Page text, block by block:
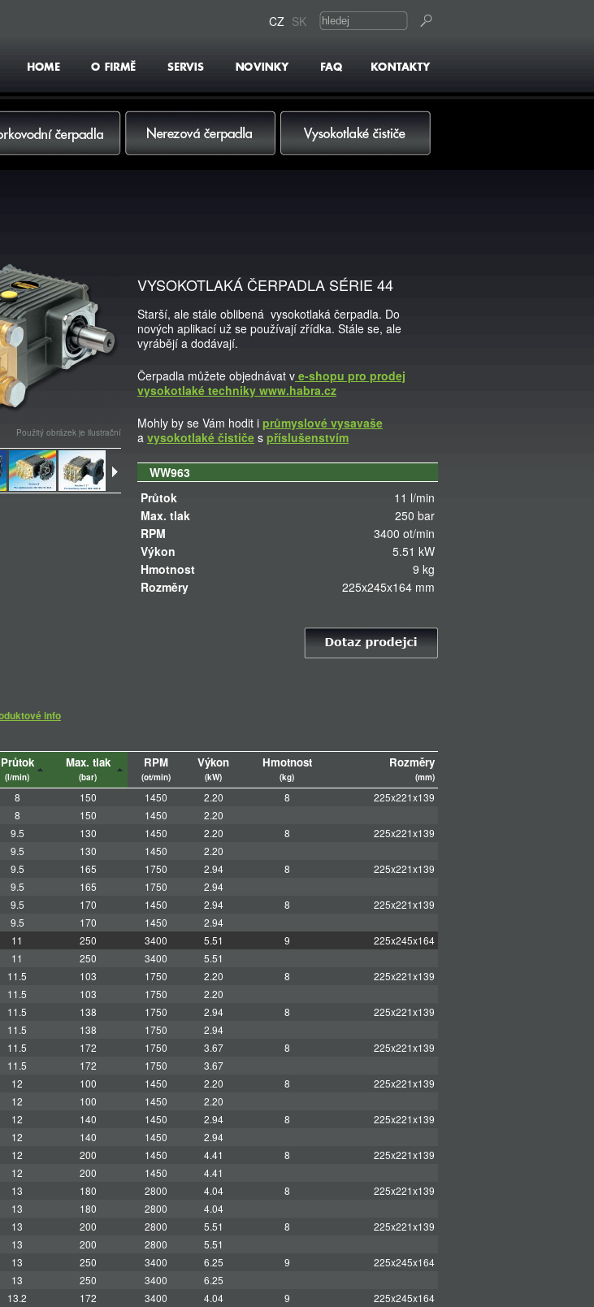
CZ SK
čerpadla Nerezová čerpadla Vysokotlaké čističe
Použitý obrázek je ilustrační
VYSOKOTLAKÁ ČERPADLA SÉRIE 44
Starší, ale stále oblibená vysokotlaká čerpadla. Do
nových aplikací už se používají zřídka. Stále se, ale
vyrábějí a dodávají.
Čerpadla můžete objednávat v e-shopu pro prodej
vysokotlaké techniky www.habra.cz
Mohly by se Vám hodit i průmyslové vysavaše
a vysokotlaké čističe s příslušenstvím
WW963
Průtok
11 l/min
Max. tlak
250 bar
RPM
3400 ot/min
Výkon
5.51 kW
Hmotnost
9 kg
Rozměry
225x245x164 mm
Kontakt na prodejce
info
Průtok
(l/min)
Max. tlak
(bar)
RPM
(ot/min)
Výkon
(kW)
Hmotnost
(kg)
Rozměry
(mm)
8 150 1450 2.20 8 225x221x139
8 150 1450 2.20
9.5 130 1450 2.20 8 225x221x139
9.5 130 1450 2.20
9.5 165 1750 2.94 8 225x221x139
9.5 165 1750 2.94
9.5 170 1450 2.94 8 225x221x139
9.5 170 1450 2.94
11 250 3400 5.51 9 225x245x164
11 250 3400 5.51
11.5 103 1750 2.20 8 225x221x139
11.5 103 1750 2.20
11.5 138 1750 2.94 8 225x221x139
11.5 138 1750 2.94
11.5 172 1750 3.67 8 225x221x139
11.5 172 1750 3.67
12 100 1450 2.20 8 225x221x139
12 100 1450 2.20
12 140 1450 2.94 8 225x221x139
12 140 1450 2.94
12 200 1450 4.41 8 225x221x139
12 200 1450 4.41
13 180 2800 4.04 8 225x221x139
13 180 2800 4.04
13 200 2800 5.51 8 225x221x139
13 200 2800 5.51
13 250 3400 6.25 9 225x245x164
13 250 3400 6.25
13.2 172 3400 4.04 9 225x245x164